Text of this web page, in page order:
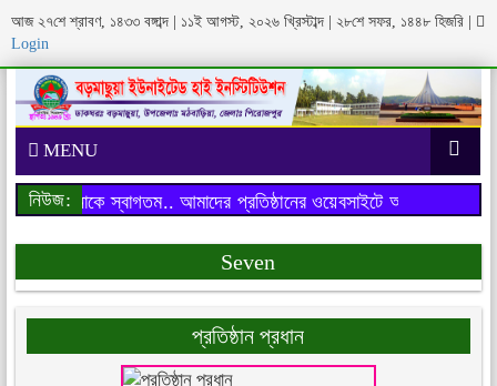
আজ ২৭শে শ্রাবণ, ১৪৩৩ বঙ্গাব্দ | ১১ই আগস্ট, ২০২৬ খ্রিস্টাব্দ | ২৮শে সফর, ১৪৪৮ হিজরি
Login
MENU
নিউজ: আমাদের প্রতিষ্ঠানের ওয়েবসাইটে আপনাকে
আপনাকে স্বাগতম..
Seven
প্রতিষ্ঠান প্রধান